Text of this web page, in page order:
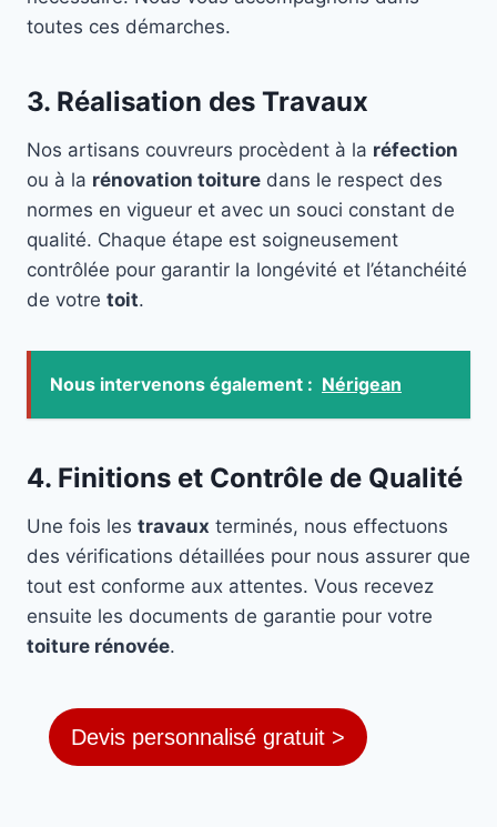
toutes ces démarches.
3. Réalisation des Travaux
Nos artisans couvreurs procèdent à la réfection
ou à la rénovation toiture dans le respect des
normes en vigueur et avec un souci constant de
qualité. Chaque étape est soigneusement
contrôlée pour garantir la longévité et l’étanchéité
de votre toit.
Nous intervenons également : Nérigean
4. Finitions et Contrôle de Qualité
Une fois les travaux terminés, nous effectuons
des vérifications détaillées pour nous assurer que
tout est conforme aux attentes. Vous recevez
ensuite les documents de garantie pour votre
toiture rénovée.
Devis personnalisé gratuit >